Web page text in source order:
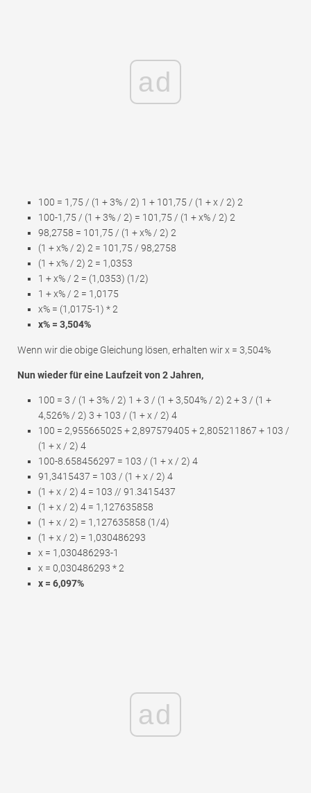
ad
100 = 1,75 / (1 + 3% / 2) 1 + 101,75 / (1 + x / 2) 2
100-1,75 / (1 + 3% / 2) = 101,75 / (1 + x% / 2) 2
98,2758 = 101,75 / (1 + x% / 2) 2
(1 + x% / 2) 2 = 101,75 / 98,2758
(1 + x% / 2) 2 = 1,0353
1 + x% / 2 = (1,0353) (1/2)
1 + x% / 2 = 1,0175
x% = (1,0175-1) * 2
x% = 3,504%
Wenn wir die obige Gleichung lösen, erhalten wir x = 3,504%
Nun wieder für eine Laufzeit von 2 Jahren,
100 = 3 / (1 + 3% / 2) 1 + 3 / (1 + 3,504% / 2) 2 + 3 / (1 +
4,526% / 2) 3 + 103 / (1 + x / 2) 4
100 = 2,955665025 + 2,897579405 + 2,805211867 + 103 /
(1 + x / 2) 4
100-8.658456297 = 103 / (1 + x / 2) 4
91,3415437 = 103 / (1 + x / 2) 4
(1 + x / 2) 4 = 103 // 91.3415437
(1 + x / 2) 4 = 1,127635858
(1 + x / 2) = 1,127635858 (1/4)
(1 + x / 2) = 1,030486293
x = 1,030486293-1
x = 0,030486293 * 2
x = 6,097%
ad